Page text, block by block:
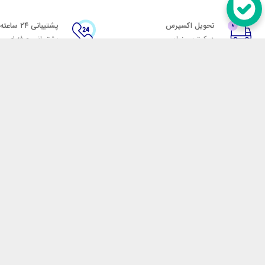
تحویل اکسپرس
در کمترین زمان
پشتیبانی ۲۴ ساعته
پشتیبانی حرفه ای